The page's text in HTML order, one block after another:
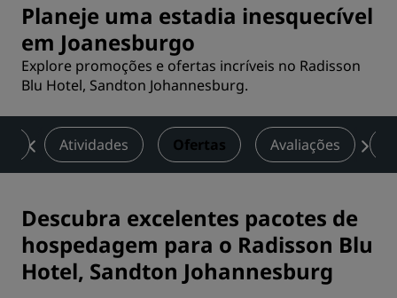
Planeje uma estadia inesquecível
em Joanesburgo
Explore promoções e ofertas incríveis no Radisson
Blu Hotel, Sandton Johannesburg.
Atividades Ofertas Avaliações
Descubra excelentes pacotes de
hospedagem para o Radisson Blu
Hotel, Sandton Johannesburg